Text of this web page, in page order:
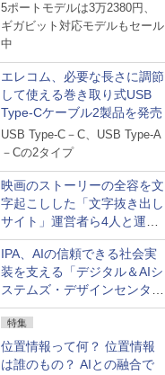
5ポートモデルは3万2380円、
ギガビット対応モデルもセール
中
エレコム、必要な長さに調節
して使える巻き取り式USB
Type-Cケーブル2製品を発売
USB Type-C－C、USB Type-A
－Cの2タイプ
映画のストーリーの全容を文
字起こしした「文字抜き出し
サイト」運営者ら4人と運営
法人に有罪判決
IPA、AIの信頼できる社会実
装を支える「デジタル＆AIシ
ステムズ・デザインセンタ
ー」新設
特集
位置情報って何？ 位置情報
は誰のもの？ AIとの融合で